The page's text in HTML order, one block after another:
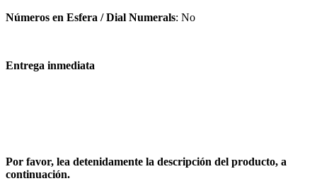
Números en Esfera / Dial Numerals: No
Entrega inmediata
Por favor, lea detenidamente la descripción del producto, a
continuación.